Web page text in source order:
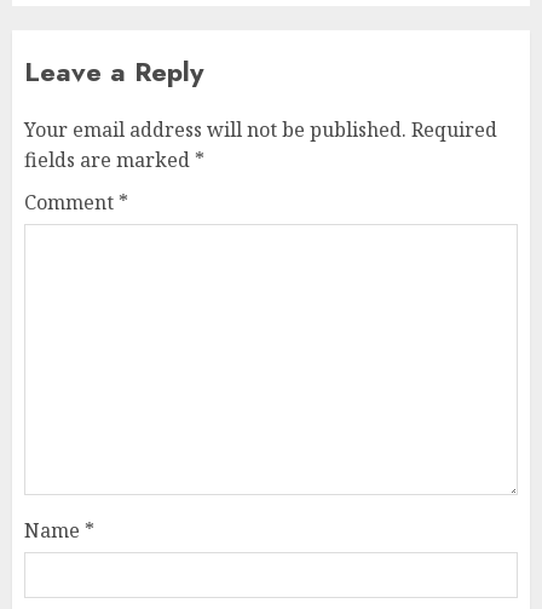
Leave a Reply
Your email address will not be published. Required
fields are marked *
Comment *
Name *